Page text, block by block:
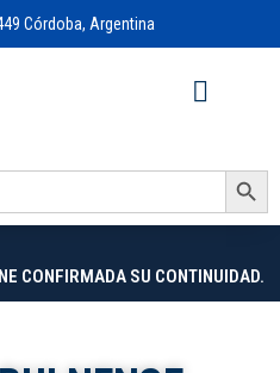
Córdoba, Argentina
Search Button
CONFIRMADA SU CONTINUIDAD.